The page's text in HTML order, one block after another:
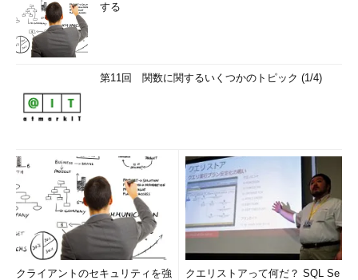
する
第11回 関数に関するいくつかのトピック (1/4)
クライアントのセキュリティを強
クエリストアって何だ？ SQL Se